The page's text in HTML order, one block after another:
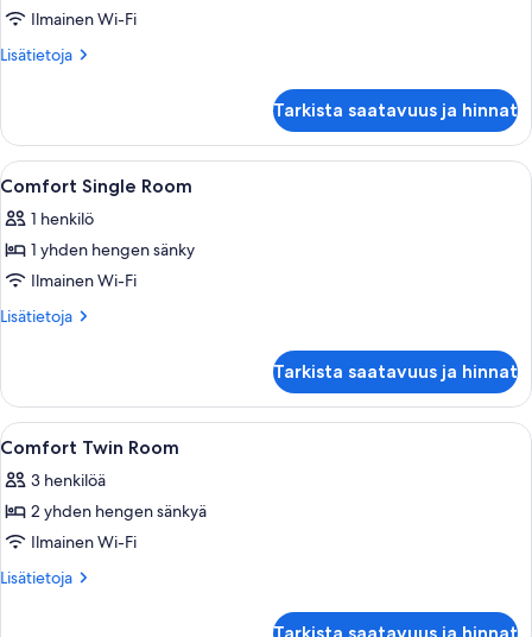
Ilmainen Wi-Fi
Lisätietoja
Lisätietoja
Tarkista saatavuus ja hinnat
Avaa
kaikki
huonetyypin
Comfort
Single
Room
Hotellihuone, jossa on sänky,
3
Comfort Single Room
1 henkilö
1 yhden hengen sänky
Ilmainen Wi-Fi
Lisätietoja
Lisätietoja
Room
Tarkista saatavuus ja hinnat
Avaa
kaikki
huonetyypin
Comfort
Twin
Room
Parivuode peitolla, kaksi yöpöytää
4
Comfort Twin Room
3 henkilöä
2 yhden hengen sänkyä
Ilmainen Wi-Fi
Lisätietoja
Lisätietoja